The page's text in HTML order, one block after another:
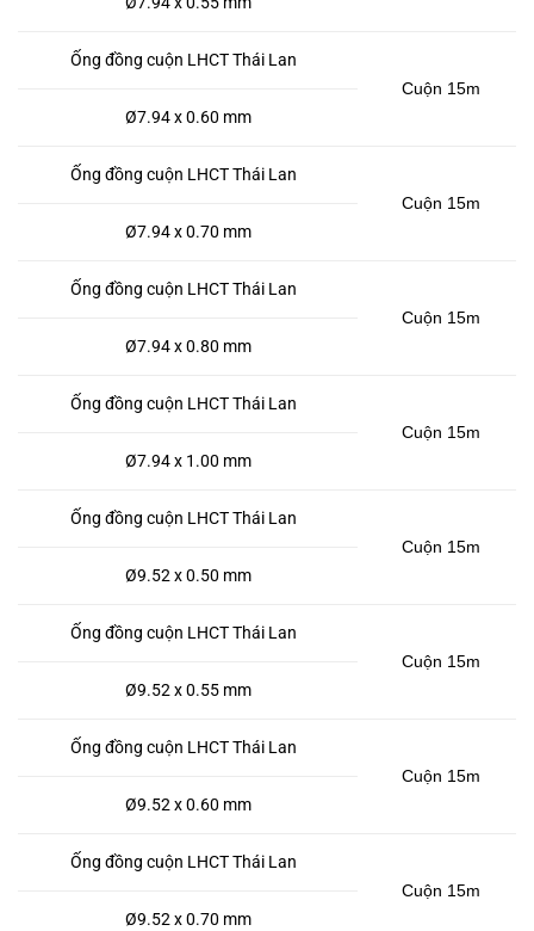
Ống đồng cuộn LHCT Thái Lan
Cuộn 15m
Ø7.94 x 0.60 mm
Ống đồng cuộn LHCT Thái Lan
Cuộn 15m
Ø7.94 x 0.70 mm
Ống đồng cuộn LHCT Thái Lan
Cuộn 15m
Ø7.94 x 0.80 mm
Ống đồng cuộn LHCT Thái Lan
Cuộn 15m
Ø7.94 x 1.00 mm
Ống đồng cuộn LHCT Thái Lan
Cuộn 15m
Ø9.52 x 0.50 mm
Ống đồng cuộn LHCT Thái Lan
Cuộn 15m
Ø9.52 x 0.55 mm
Ống đồng cuộn LHCT Thái Lan
Cuộn 15m
Ø9.52 x 0.60 mm
Ống đồng cuộn LHCT Thái Lan
Cuộn 15m
Ø9.52 x 0.70 mm